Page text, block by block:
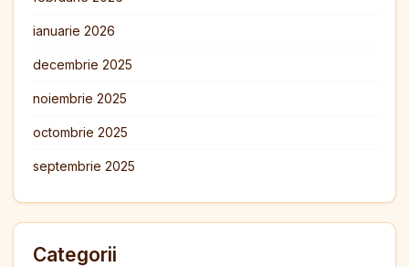
ianuarie 2026
decembrie 2025
noiembrie 2025
octombrie 2025
septembrie 2025
Categorii